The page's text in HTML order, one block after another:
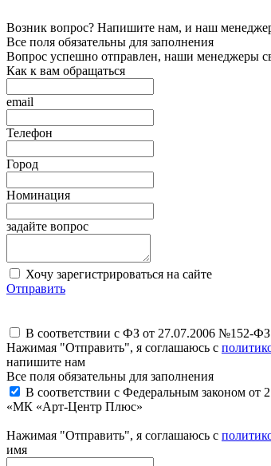
Возник вопрос? Напишите нам, и наш
Все поля обязательны для заполнения
Вопрос успешно отправлен, наши менеджеры
Как к вам обращаться
email
Телефон
Город
Номинация
задайте вопрос
Хочу зарегистрироваться на сайте
Отправить
В соответствии с ФЗ от 27.07.2006 №152-
Нажимая "Отправить", я соглашаюсь с
напишите нам
Все поля обязательны для заполнения
В соответствии с Федеральным законом
«МК «Арт-Центр Плюс»
Нажимая "Отправить", я соглашаюсь с
имя